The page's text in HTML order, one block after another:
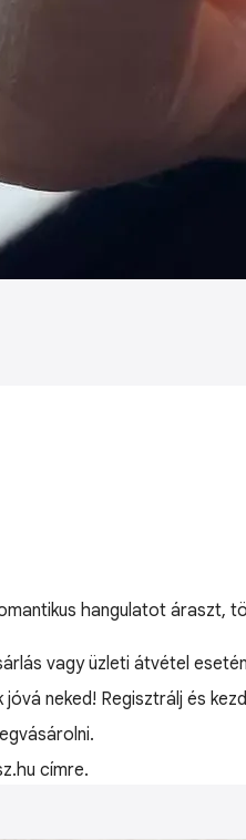
hangulatot áraszt,
vagy üzleti átvétel
jóvá neked! Regisztrálj és
címre.